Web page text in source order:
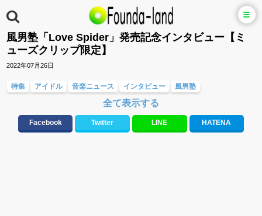
風男塾「Love Spider」発売記念インタビュー【ミ
ューズクリップ限定】
2022年07月26日
特集 アイドル 音楽ニュース インタビュー 風男塾
全て表示する
Facebook Twitter LINE HATENA